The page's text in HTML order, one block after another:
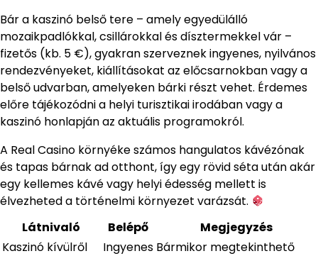
Bár a kaszinó belső tere – amely egyedülálló
mozaikpadlókkal, csillárokkal és dísztermekkel vár –
fizetős (kb. 5 €), gyakran szerveznek ingyenes, nyilvános
rendezvényeket, kiállításokat az előcsarnokban vagy a
belső udvarban, amelyeken bárki részt vehet. Érdemes
előre tájékozódni a helyi turisztikai irodában vagy a
kaszinó honlapján az aktuális programokról.
A Real Casino környéke számos hangulatos kávézónak
és tapas bárnak ad otthont, így egy rövid séta után akár
egy kellemes kávé vagy helyi édesség mellett is
élvezheted a történelmi környezet varázsát.
Látnivaló
Belépő
Megjegyzés
Kaszinó kívülről
Ingyenes Bármikor megtekinthető